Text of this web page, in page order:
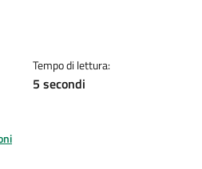
Tempo di lettura:
5 secondi